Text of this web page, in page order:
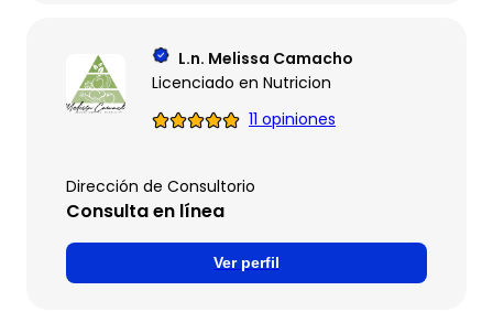
L.n. Melissa Camacho
Licenciado en Nutricion
11 opiniones
Dirección de Consultorio
Consulta en línea
Ver perfil